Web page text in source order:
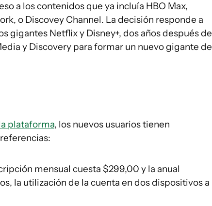
a los contenidos que ya incluía HBO Max,
o Discovey Channel. La decisión responde a
gigantes Netflix y Disney+, dos años después de
y Discovery para formar un nuevo gigante de
plataforma, los nuevos usuarios tienen
mensual cuesta $299,00 y la anual
la utilización de la cuenta en dos dispositivos a